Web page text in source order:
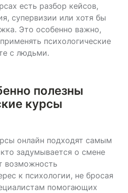
есть разбор кейсов,
супервизии или хотя бы
Это особенно важно,
психологические
с людьми.
полезны
курсы
онлайн подходят самым
задумывается о смене
возможность
к психологии, не бросая
помогающих